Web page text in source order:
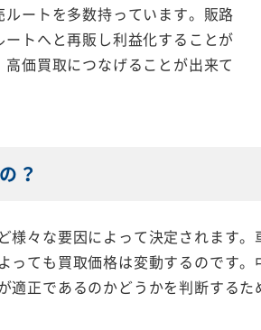
ートを多数持っています。販路
トへと再販し利益化することが
価買取につなげることが出来て
？
々な要因によって決定されます
っても買取価格は変動するのです
正であるのかどうかを判断する